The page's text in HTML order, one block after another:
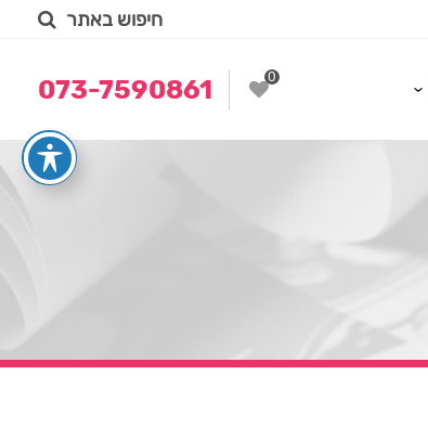
חיפוש באתר
0
073-7590861